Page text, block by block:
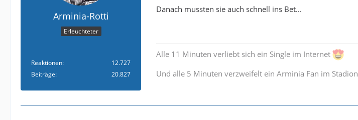
Arminia-Rotti
Erleuchteter
Reaktionen
12.727
Beiträge
20.827
Danach mussten sie auch schnell ins Bet...
Alle 11 Minuten verliebt sich ein Single im Internet
Und alle 5 Minuten verzweifelt ein Arminia Fan im Stadion